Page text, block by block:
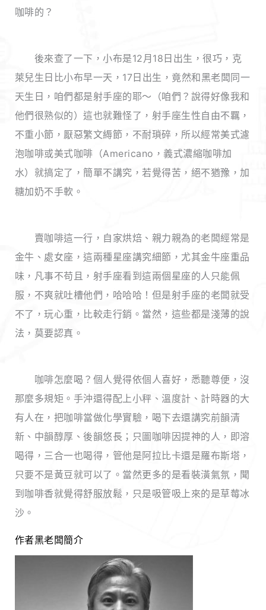
咖啡的？
後來查了一下，小布是12月18日出生，很巧，克
萊兒生日比小布早一天，17日出生，竟然和黑老闆同一
天生日，咱們都是射手座的耶～（咱們？說得好像我和
他們很熟似的）這也就難怪了，射手座生性自由不羈，
不重小節，厭惡繁文縟節，不耐瑣碎，所以經常美式濾
泡咖啡或美式咖啡（Americano，義式濃縮咖啡加
水）就搞定了，簡單不講究，若覺得苦，絕不猶豫，加
糖加奶不手軟。
賣咖啡這一行，自家烘焙、親力親為的老闆經常是
金牛、處女座，這兩種星座講究細節，尤其金牛座重品
味，凡事不苟且，射手座看到這兩個星座的人只能佩
服，不爽就吐槽他們，哈哈哈！但是射手座的老闆就受
不了，玩心重，比較走行銷。當然，這些都是淺薄的說
法，莫要認真。
咖啡怎麼喝？個人覺得依個人喜好，悉聽尊便，沒
那麼多規矩。手沖還得配上小秤、溫度計、計時器的大
有人在，把咖啡當做化學實驗，喝下去還講究前韻清
新、中韻醇厚、後韻悠長；只圖咖啡因提神的人，即溶
喝得，三合一也喝得，管他是阿拉比卡還是羅布斯塔，
只要不是黃豆就可以了。當然更多的是看裝潢氣氛，聞
到咖啡香就覺得舒服放鬆，只是吸管吸上來的是草莓冰
沙。
作者黑老闆簡介